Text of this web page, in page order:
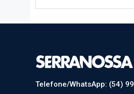
Telefone/WhatsApp: (54)